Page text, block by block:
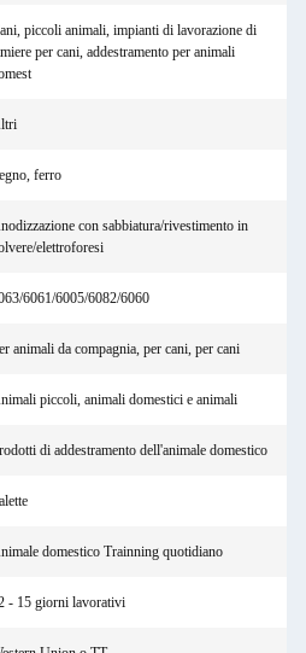
piccoli animali, impianti di lavorazione di
per cani, addestramento per animali
ferro
con sabbiatura/rivestimento in
elettroforesi
6061/6005/6082/6060
animali da compagnia, per cani, per cani
piccoli, animali domestici e animali
di addestramento dell'animale domestico
domestico Trainning quotidiano
- 15 giorni lavorativi